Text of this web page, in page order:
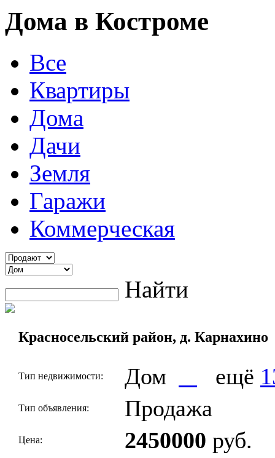
Дома в Костроме
Все
Квартиры
Дома
Дачи
Земля
Гаражи
Коммерческая
Найти
Красносельский район, д. Карнахино
Тип недвижимости: Дом ещё
Тип объявления: Продажа
Цена: 2450000 руб.